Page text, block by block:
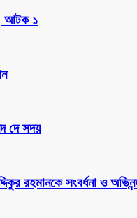
আটক ১
দে সদয়
রহমানকে সংবর্ধনা ও